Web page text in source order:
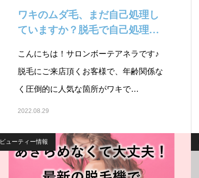
ワキのムダ毛、まだ自己処理し
ていますか？脱毛で自己処理い
こんにちは！サロンボーテアネラです♪
脱毛にご来店頂くお客様で、年齢関係な
く圧倒的に人気な箇所がワキで…
2022.08.29
ビューティー情報